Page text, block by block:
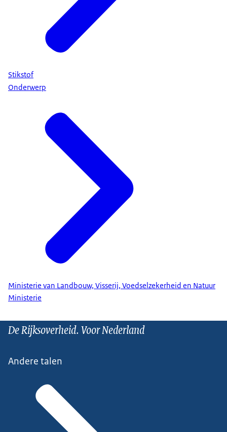
Stikstof
Onderwerp
Ministerie van Landbouw, Visserij, Voedselzekerheid en Natuur
Ministerie
De Rijksoverheid. Voor Nederland
Andere talen